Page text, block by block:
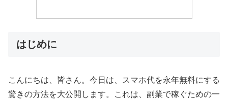
はじめに
こんにちは、皆さん。今日は、スマホ代を永年無料にする
驚きの方法を大公開します。これは、副業で稼ぐための一